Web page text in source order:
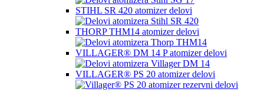
STIHL SR 420 atomizer delovi
THORP THM14 atomizer delovi
VILLAGER® DM 14 P atomizer delovi
VILLAGER® PS 20 atomizer delovi